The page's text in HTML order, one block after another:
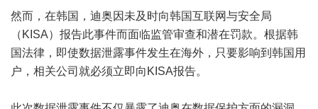
然而，在韩国，迪奥因未及时向韩国互联网与安全局
（KISA）报告此事件而面临监管审查和潜在罚款。根据韩
国法律，即使数据泄露事件发生在海外，只要影响到韩国用
户，相关公司就必须立即向KISA报告。